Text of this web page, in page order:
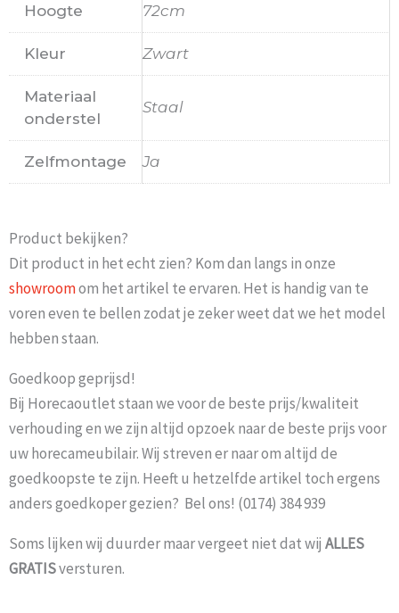
Hoogte 72cm
Kleur Zwart
Materiaal
onderstel
Staal
Zelfmontage Ja
Product bekijken?
Dit product in het echt zien? Kom dan langs in onze
showroomom het artikel te ervaren. Het is handig van te
voren even te bellen zodat je zeker weet dat we het model
hebben staan.
Goedkoop geprijsd!
Bij Horecaoutlet staan we voor de beste prijs/kwaliteit
verhouding en we zijn altijd opzoek naar de beste prijs voor
uw horecameubilair. Wij streven er naar om altijd de
goedkoopste te zijn. Heeft u hetzelfde artikel toch ergens
anders goedkoper gezien? Bel ons! (0174) 384 939
Soms lijken wij duurder maar vergeet niet dat wij ALLES
GRATISversturen.